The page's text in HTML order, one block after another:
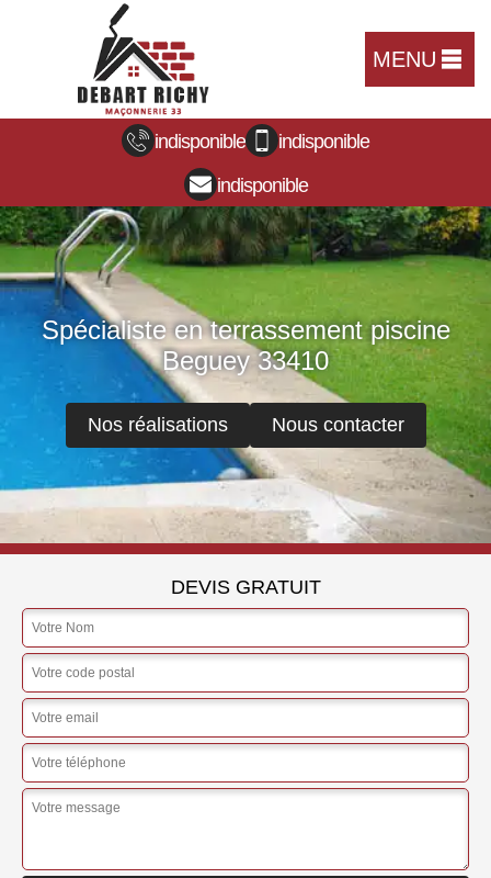
MENU
indisponible
indisponible
indisponible
Spécialiste en terrassement piscine
Beguey 33410
Nos réalisations Nous contacter
DEVIS GRATUIT